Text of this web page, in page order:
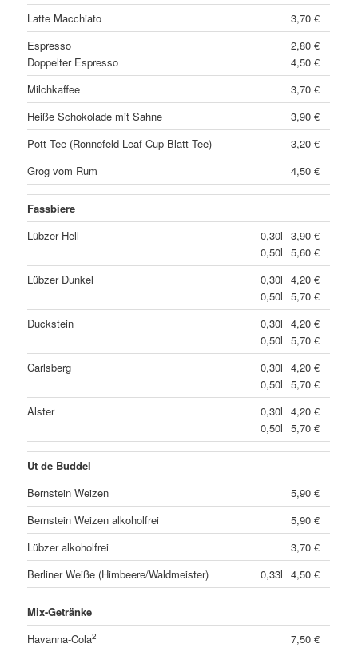
Latte Macchiato
3,70 €
Espresso
Doppelter Espresso
2,80 €
4,50 €
Milchkaffee
3,70 €
Heiße Schokolade mit Sahne
3,90 €
Pott Tee (Ronnefeld Leaf Cup Blatt Tee)
3,20 €
Grog vom Rum
4,50 €
Fassbiere
Lübzer Hell
0,30l
0,50l
3,90 €
5,60 €
Lübzer Dunkel
0,30l
0,50l
4,20 €
5,70 €
Duckstein
0,30l
0,50l
4,20 €
5,70 €
Carlsberg
0,30l
0,50l
4,20 €
5,70 €
Alster
0,30l
0,50l
4,20 €
5,70 €
Ut de Buddel
Bernstein Weizen
5,90 €
Bernstein Weizen alkoholfrei
5,90 €
Lübzer alkoholfrei
3,70 €
Berliner Weiße (Himbeere/Waldmeister)
0,33l 4,50 €
Mix-Getränke
Havanna-Cola2
7,50 €